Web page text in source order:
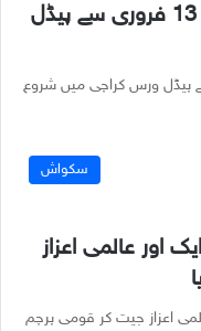
نیشنل پیڈل جونیئر چیمپئن شپ 13 فروری سے پیڈل
چیمپئن شپ 13 فروری سے پیڈل ورس کراچی میں شروع
سکواش
نے ایک اور عالمی اعزاز
اور عالمی اعزاز جیت کر قومی پرچم